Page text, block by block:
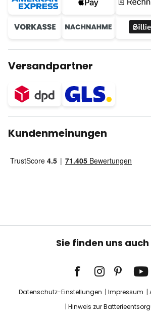
Versandpartner
Kundenmeinungen
Sie finden uns
Datenschutz-Einstellungen Impressum
Hinweis zur